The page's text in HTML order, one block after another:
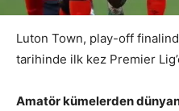
Luton Town, play-off
tarihinde ilk kez Premier
Amatör kümelerden